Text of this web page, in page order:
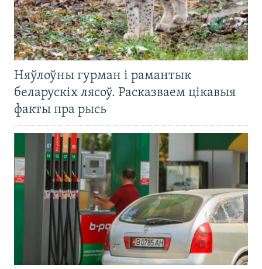
Няўлоўны гурман і рамантык
беларускіх лясоў. Расказваем цікавыя
факты пра рысь